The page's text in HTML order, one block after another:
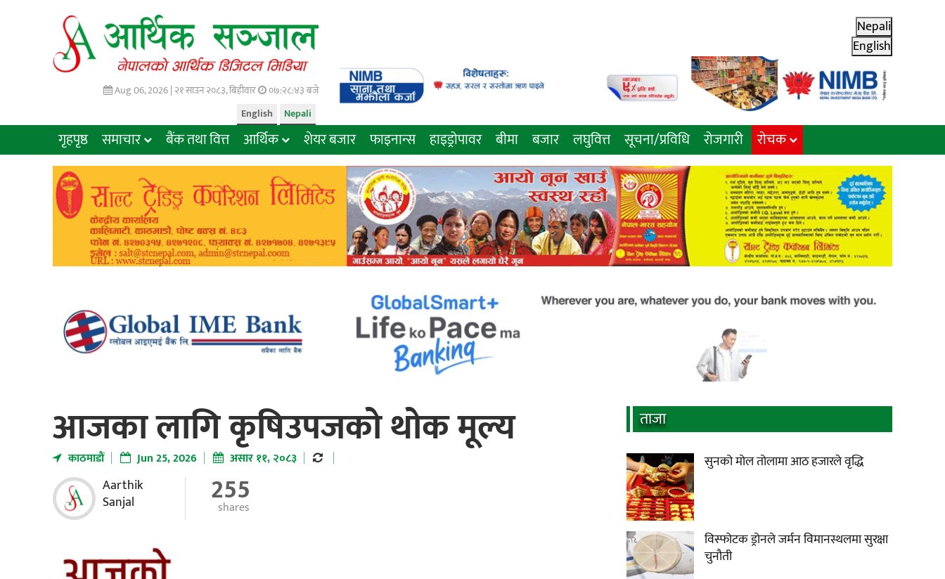
Aug 06, 2026 | २१ साउन २०८३, बिहीवार
०७:२८:४४ बजे
Nepali
English
Nepali
English
गृहपृष्ठ समाचार बैंक तथा वित्त आर्थिक शेयर बजार फाइनान्स हाइड्रोपावर बीमा बजार लघुवित्त सूचना/प्रविधि रोजगारी राेचक
आजका लागि कृषिउपजको थोक मूल्य
काठमाडाैं Jun 25, 2026 असार ११, २०८३
Aarthik
Sanjal
255
shares
ताजा
सुनको मोल तोलामा आठ हजारले वृद्धि
विस्फोटक ड्रोनले जर्मन विमानस्थलमा सुरक्षा
चुनौती